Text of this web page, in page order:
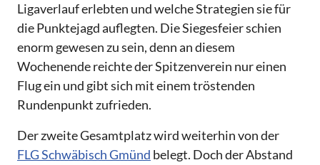
Ligaverlauf erlebten und welche Strategien sie für
die Punktejagd auflegten. Die Siegesfeier schien
enorm gewesen zu sein, denn an diesem
Wochenende reichte der Spitzenverein nur einen
Flug ein und gibt sich mit einem tröstenden
Rundenpunkt zufrieden.
Der zweite Gesamtplatz wird weiterhin von der
FLG Schwäbisch Gmünd belegt. Doch der Abstand